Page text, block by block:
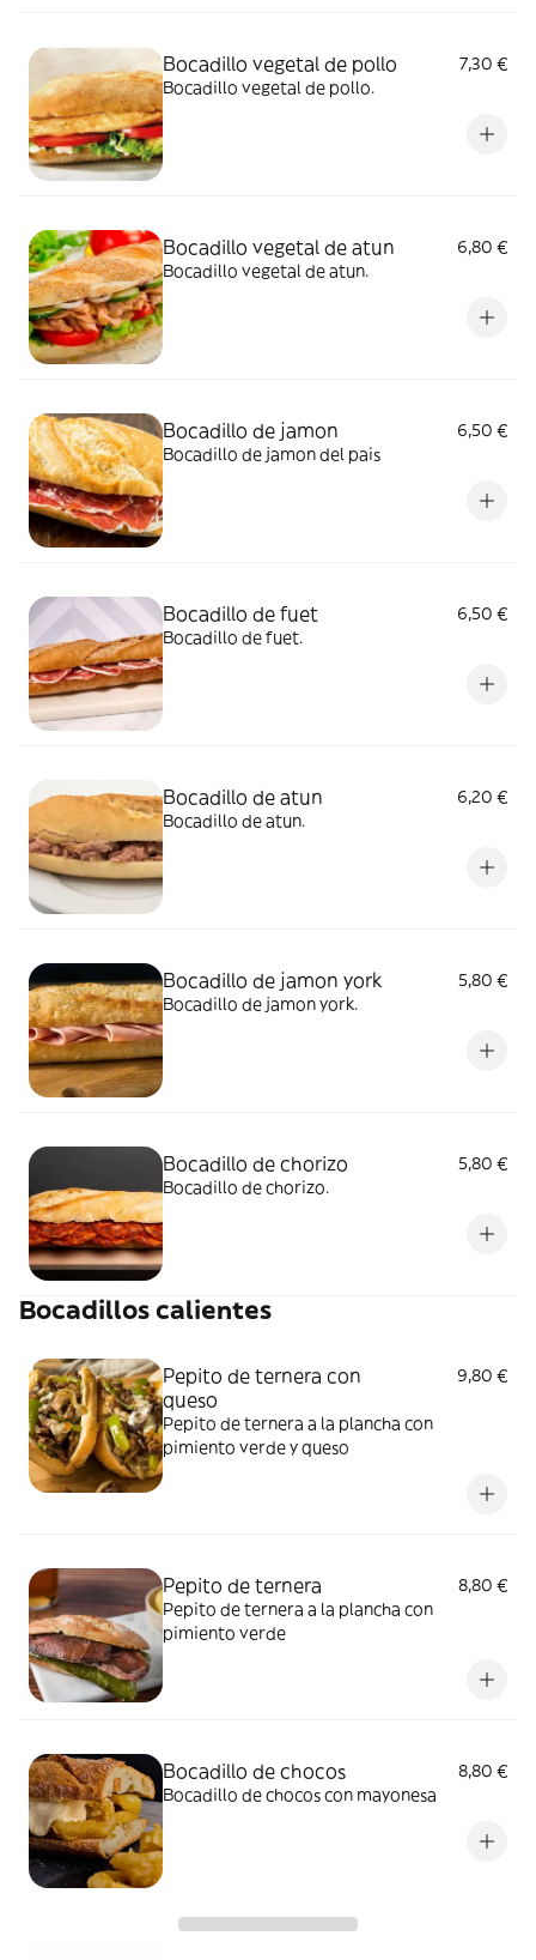
Bocadillo vegetal de pollo
7,30 €
Bocadillo vegetal de pollo.
Bocadillo vegetal de atun
6,80 €
Bocadillo vegetal de atun.
Bocadillo de jamon
6,50 €
Bocadillo de jamon del pais
Bocadillo de fuet
6,50 €
Bocadillo de fuet.
Bocadillo de atun
6,20 €
Bocadillo de atun.
Bocadillo de jamon york
5,80 €
Bocadillo de jamon york.
Bocadillo de chorizo
5,80 €
Bocadillo de chorizo.
Bocadillos calientes
Pepito de ternera con
queso
9,80 €
Pepito de ternera a la plancha con
pimiento verde y queso
Pepito de ternera
8,80 €
Pepito de ternera a la plancha con
pimiento verde
Bocadillo de chocos
8,80 €
Bocadillo de chocos con mayonesa